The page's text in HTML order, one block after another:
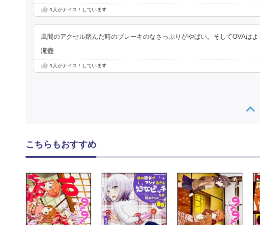
1 人がナイス！しています
風間のアクセル踏んだ時のブレーキのなさっぷりがやばい。そしてOVAは
滝壺
1人がナイス！しています
こちらもおすすめ